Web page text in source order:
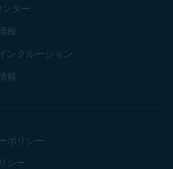
ンター
報
ンクルージョン
報
ポリシー
シー